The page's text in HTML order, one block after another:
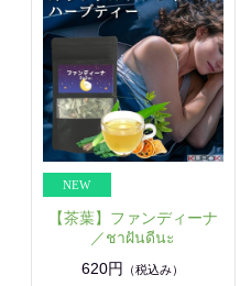
【茶葉】ファンディーナ
／ชาฝันดีนะ
620円
（税込み）